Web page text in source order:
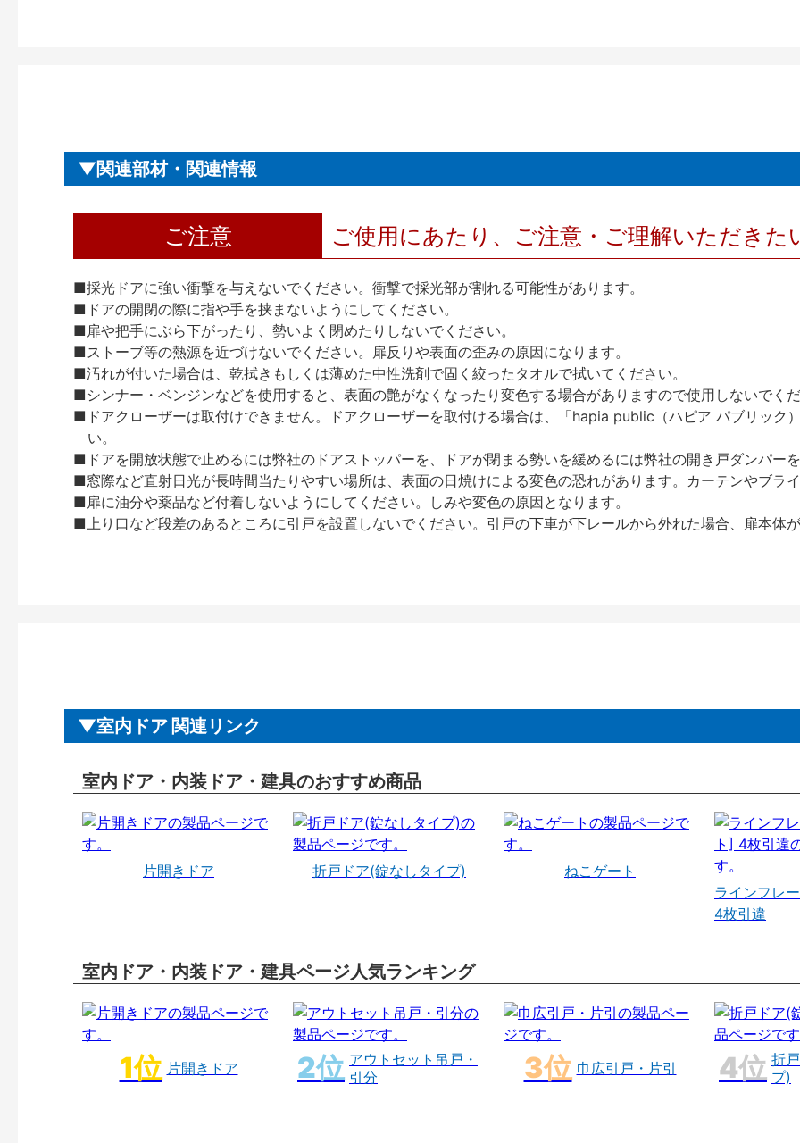
関連部材・関連情報
ご注意 ご使用にあたり、ご注意・ご理解いただきた
■採光ドアに強い衝撃を与えないでください。衝撃で採光部が割れる可能性があります。
■ドアの開閉の際に指や手を挟まないようにしてください。
■扉や把手にぶら下がったり、勢いよく閉めたりしないでください。
■ストーブ等の熱源を近づけないでください。扉反りや表面の歪みの原因になります。
■汚れが付いた場合は、乾拭きもしくは薄めた中性洗剤で固く絞ったタオルで拭いてください。
■シンナー・ベンジンなどを使用すると、表面の艶がなくなったり変色する場合がありますので使用しないでく
■ドアクローザーは取付けできません。ドアクローザーを取付ける場合は、「hapia public（ハピア パブリック
い。
■ドアを開放状態で止めるには弊社のドアストッパーを、ドアが閉まる勢いを緩めるには弊社の開き戸ダンパー
■窓際など直射日光が長時間当たりやすい場所は、表面の日焼けによる変色の恐れがあります。カーテンやブラ
■扉に油分や薬品など付着しないようにしてください。しみや変色の原因となります。
■上り口など段差のあるところに引戸を設置しないでください。引戸の下車が下レールから外れた場合、扉本体
室内ドア 関連リンク
室内ドア・内装ドア・建具のおすすめ商品
片開きドア 折戸ドア(錠なしタイプ)
ねこゲート
ラインフレ
4枚引違
室内ドア・内装ドア・建具ページ人気ランキング
片開きドア
アウトセット吊戸・
引分
巾広引戸・片引
折
プ)